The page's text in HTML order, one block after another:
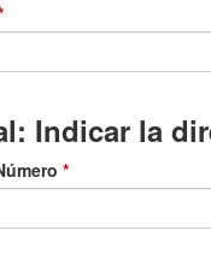
Indicar la
*